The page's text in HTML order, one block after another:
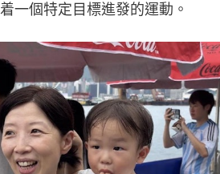
一個特定目標進發的運動。